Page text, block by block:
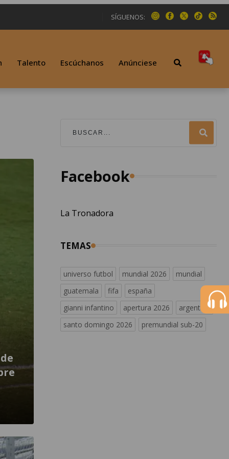
SÍGUENOS:
Talento Escúchanos Anúnciese
Facebook
La Tronadora
TEMAS
universo futbol mundial 2026
mundial
guatemala
fifa
españa
gianni infantino
apertura 2026
argentina
santo domingo 2026
premundial sub-20